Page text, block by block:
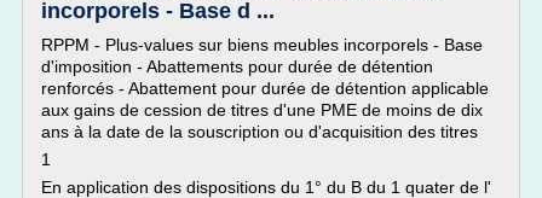
incorporels - Base d ...
RPPM - Plus-values sur biens meubles incorporels - Base
d'imposition - Abattements pour durée de détention
renforcés - Abattement pour durée de détention applicable
aux gains de cession de titres d'une PME de moins de dix
ans à la date de la souscription ou d'acquisition des titres
1
En application des dispositions du 1° du B du 1 quater de l'